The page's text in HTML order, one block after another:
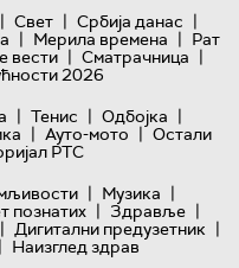
| Свет | Србија данас |
| Мерила времена | Рат
вести | Сматрачница |
2026
| Тенис | Одбојка |
| Ауто-мото | Остали
РТС
| Музика |
познатих | Здравље |
| Дигитални предузетник |
| Наизглед здрав